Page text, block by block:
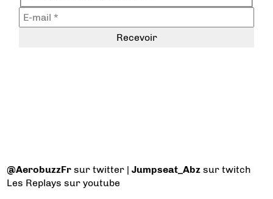
@AerobuzzFr sur twitter |Jumpseat_Abz sur twitch
Les Replays sur youtube